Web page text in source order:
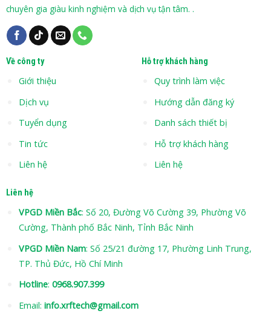
chuyên gia giàu kinh nghiệm và dịch vụ tận tâm. .
Về công ty
Giới thiệu
Dịch vụ
Tuyển dụng
Tin tức
Liên hệ
Hỗ trợ khách hàng
Quy trình làm việc
Hướng dẫn đăng ký
Danh sách thiết bị
Hỗ trợ khách hàng
Liên hệ
Liên hệ
VPGD Miền Bắc: Số 20, Đường Võ Cường 39, Phường Võ
Cường, Thành phố Bắc Ninh, Tỉnh Bắc Ninh
VPGD Miền Nam: Số 25/21 đường 17, Phường Linh Trung,
TP. Thủ Đức, Hồ Chí Minh
Hotline: 0968.907.399
Email: info.xrftech@gmail.com